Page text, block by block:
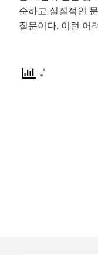
순하고 실질적인
질문이다. 이런 어